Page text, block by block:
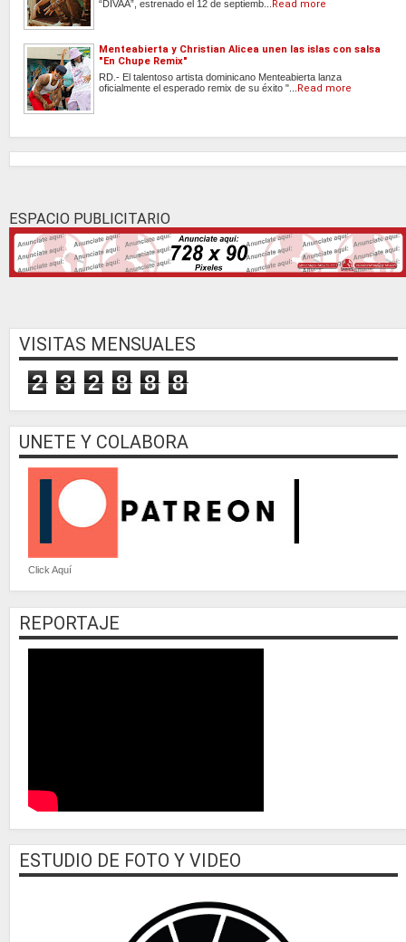
“DIVAA”, estrenado el 12 de septiemb...
Read more
Menteabierta y Christian Alicea unen las islas con salsa
"En Chupe Remix"
RD.- El talentoso artista dominicano Menteabierta lanza
oficialmente el esperado remix de su éxito "...
Read more
ESPACIO PUBLICITARIO
VISITAS MENSUALES
2 3 2 8 8 8
UNETE Y COLABORA
Click Aquí
REPORTAJE
ESTUDIO DE FOTO Y VIDEO